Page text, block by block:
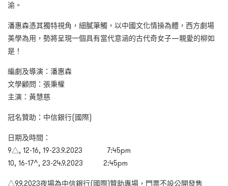
渝。
潘惠森憑其獨特視角，細膩筆觸，以中國文化情操為體，西方劇場
美學為用，勢將呈現一個具有當代意涵的古代奇女子—親愛的柳如
是！
編劇及導演：潘惠森
文學顧問：張秉權
主演：黃慧慈
冠名贊助：中信銀行(國際)
日期及時間：
9△, 12-16, 19-23.9.2023 7:45pm
10, 16-17^, 23-24.9.2023 2:45pm
△9.9.2023夜場為中信銀行(國際)贊助專場，門票不設公開發售